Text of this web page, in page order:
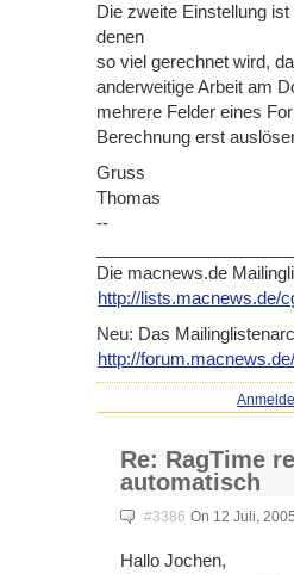
Die zweite Einstellung
denen
so viel gerechnet wird,
anderweitige Arbeit am
mehrere Felder eines
Berechnung erst
Gruss
Thomas
--
Die macnews.de
http://lists.macnews.de/
Neu: Das
http://
Re: RagTime
automatisch
#3386 On 12 Juli,
Hallo Jochen,